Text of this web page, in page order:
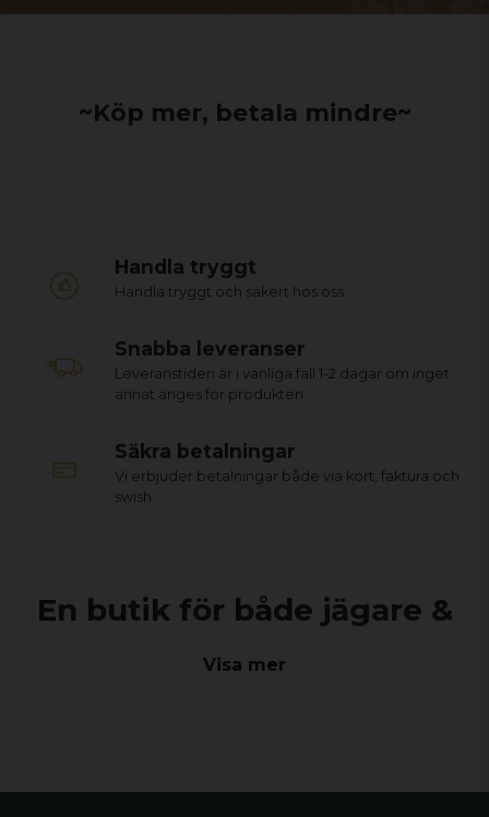
~Köp mer, betala mindre~
Handla tryggt
Handla tryggt och säkert hos oss
Snabba leveranser
Leveranstiden är i vanliga fall 1-2 dagar om inget
annat anges för produkten
Säkra betalningar
Vi erbjuder betalningar både via kort, faktura och
swish.
En butik för både jägare &
sportskyttar
Oavsett ditt område finner du produkter från några av de
Visa mer